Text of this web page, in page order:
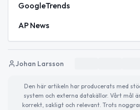
GoogleTrends
AP News
Johan Larsson
Den här artikeln har producerats med
system och externa datakällor. Vårt mål
korrekt, sakligt och relevant. Trots